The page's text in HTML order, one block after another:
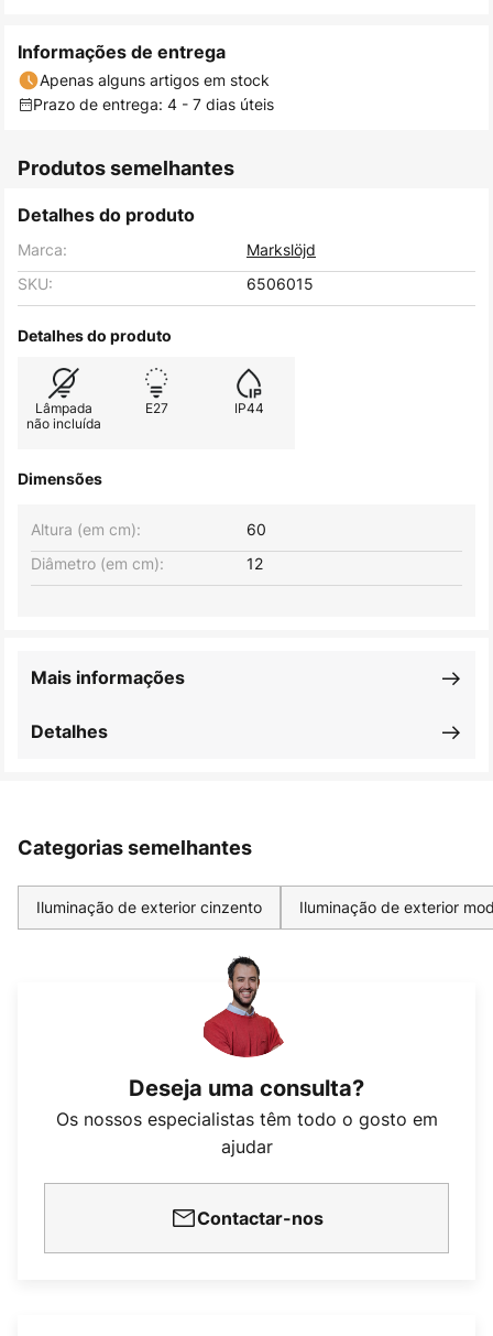
Informações de entrega
Apenas alguns artigos em stock
Prazo de entrega: 4 - 7 dias úteis
Produtos semelhantes
Detalhes do produto
Marca:
Markslöjd
SKU:
6506015
Detalhes do produto
Lâmpada
não incluída
E27 IP44
Dimensões
Altura (em cm):
60
Diâmetro (em cm):
12
Detalhes
Mais informações
Categorias semelhantes
Iluminação de exterior cinzento Iluminação de exterior
Deseja uma consulta?
Os nossos especialistas têm todo o gosto em
ajudar
Contactar-nos